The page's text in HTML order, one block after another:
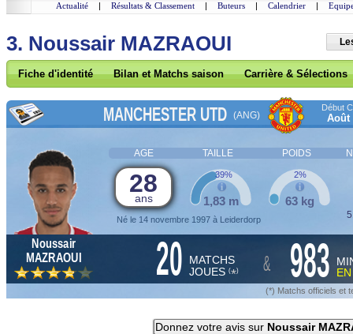
Actualité | Résultats & Classement | Buteurs | Calendrier |
3. Noussair MAZRAOUI
Fiche d'identité Bilan et Matchs saison Carrière & Sélections
MANCHESTER UTD (ANG)
Début
Août
AGE TAILLE POIDS
28
ans
Né le 14 novembre 1997 à Leiderdorp
1,83 m
39%
63 kg
2%
Noussair
MAZRAOUI
20 MATCHS
JOUES (*) & 983
(*) Matchs officiels et
Donnez votre avis sur Noussair